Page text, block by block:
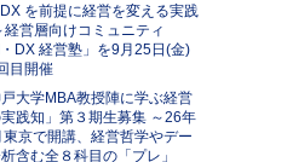
を前提に経営を変える実践
経営層向けコミュニティ
・DX 経営塾」を9月25日(金)
目開催
戸大学MBA教授陣に学ぶ経営
践知」第３期生募集 ～26年
東京で開講、経営哲学やデー
含む全８科目の「プレ」